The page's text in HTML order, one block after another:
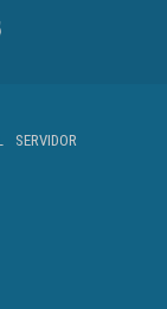
SERVIDOR